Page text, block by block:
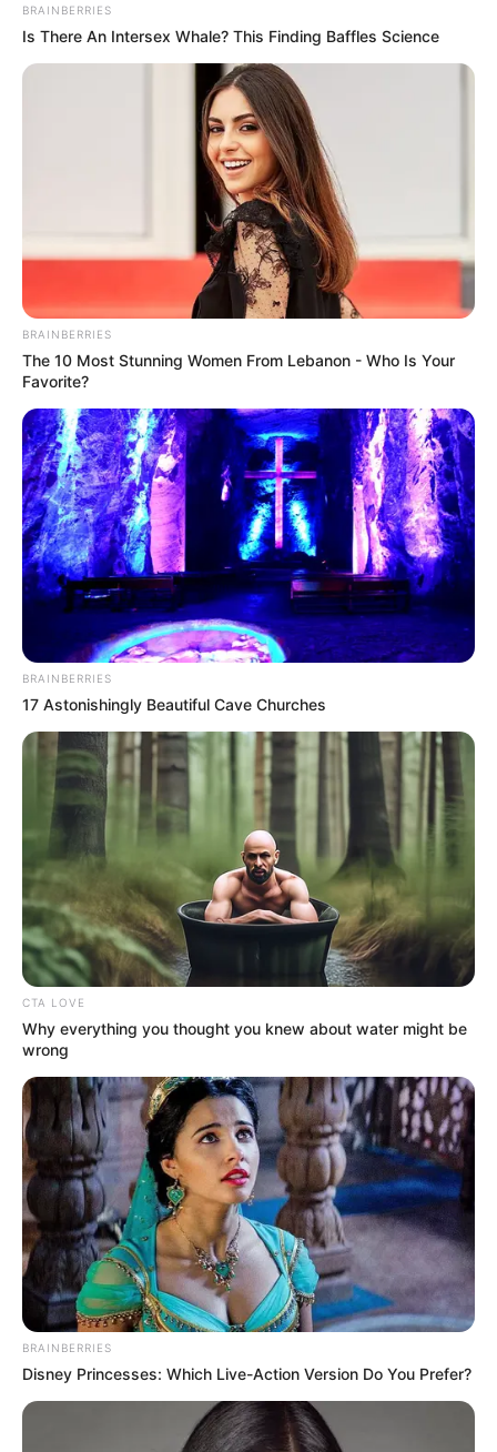
(foto: whowhatwear)
5. Selain cokelat susu, warna yang sejenis dan cocok
adalah hijau olive. Dipadukan dengan aksesoris
warna cokelat juga pas kok
6. Beda lagi, jika kamu ingin terlihat stunning. Hijau
jreng seperti ini adalah pilihan untuk kamu yang
BRAINBERRIES
Is There An Intersex Whale? This Finding Baffles Science
BRAINBERRIES
The 10 Most Stunning Women From Lebanon - Who Is Your
Favorite?
BRAINBERRIES
17 Astonishingly Beautiful Cave Churches
CTA LOVE
Why everything you thought you knew about water might be
wrong
BRAINBERRIES
Disney Princesses: Which Live-Action Version Do You Prefer?